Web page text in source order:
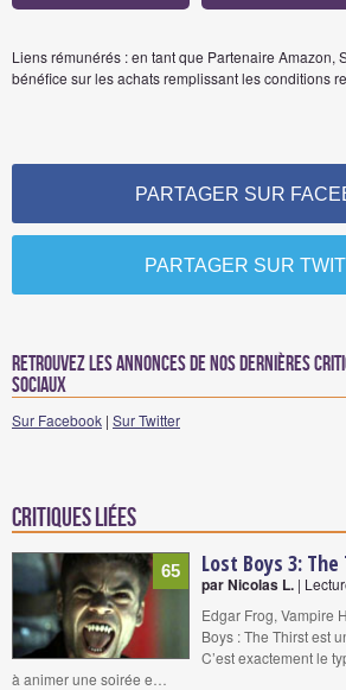
Liens rémunérés : en tant que Partenaire Amazon,
bénéfice sur les achats remplissant les conditions
PARTAGER SUR
PARTAGER SUR
Retrouvez les annonces de nos dernières
sociaux
Sur Facebook | Sur Twitter
Critiques liées
65 Lost Boys 3:
par Nicolas L. |
Edgar Frog, Vampire
Boys : The Thirst est
C’est exactement le
à animer une soirée e…